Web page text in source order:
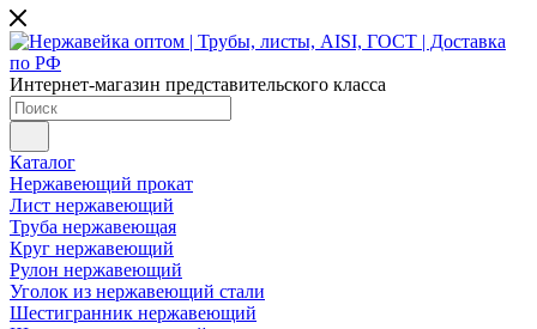
Интернет-магазин представительского класса
Каталог
Нержавеющий прокат
Лист нержавеющий
Труба нержавеющая
Круг нержавеющий
Рулон нержавеющий
Уголок из нержавеющий стали
Шестигранник нержавеющий